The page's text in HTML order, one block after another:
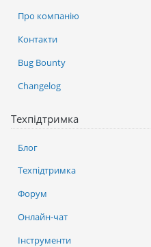
Про компанію
Контакти
Bug Bounty
Changelog
Техпідтримка
Блог
Техпідтримка
Форум
Онлайн-чат
Інструменти